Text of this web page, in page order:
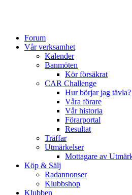
Forum
Vår verksamhet
Kalender
Banmöten
Kör försäkrat
CAR Challenge
Hur börjar jag tävla?
Våra förare
Vår historia
Förarportal
Resultat
Träffar
Utmärkelser
Mottagare av
Köp & Sälj
Radannonser
Klubbshop
Klubben